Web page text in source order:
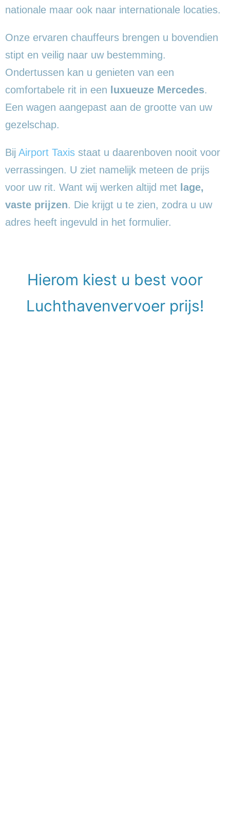
nationale maar ook naar internationale locaties.
Onze ervaren chauffeurs brengen u bovendien
stipt en veilig naar uw bestemming.
Ondertussen kan u genieten van een
comfortabele rit in een luxueuze Mercedes.
Een wagen aangepast aan de grootte van uw
gezelschap.
Bij Airport Taxis staat u daarenboven nooit voor
verrassingen. U ziet namelijk meteen de prijs
voor uw rit. Want wij werken altijd met lage,
vaste prijzen. Die krijgt u te zien, zodra u uw
adres heeft ingevuld in het formulier.
Hierom kiest u best voor
Luchthavenvervoer prijs!